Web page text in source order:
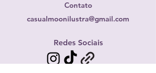
Contato
casualmoonilustra@gmail.com
Redes Sociais